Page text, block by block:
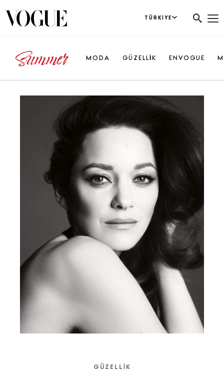
TÜRKIYE
MODA GÜZELLİK ENVOGUE
GÜZELLIK